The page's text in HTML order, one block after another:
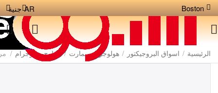
Boston جنية AR
الرئيسية / اسواق البروجيكتور / هولوجرام سمارت / مراوح هولوجرام /